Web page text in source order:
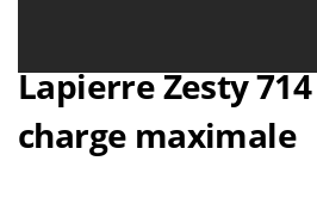
Lapierre Zesty
charge maximale